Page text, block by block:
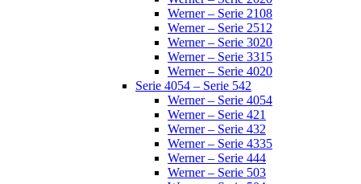
Werner – Serie 2108
Werner – Serie 2512
Werner – Serie 3020
Werner – Serie 3315
Werner – Serie 4020
Serie 4054 – Serie 542
Werner – Serie 4054
Werner – Serie 421
Werner – Serie 432
Werner – Serie 4335
Werner – Serie 444
Werner – Serie 503